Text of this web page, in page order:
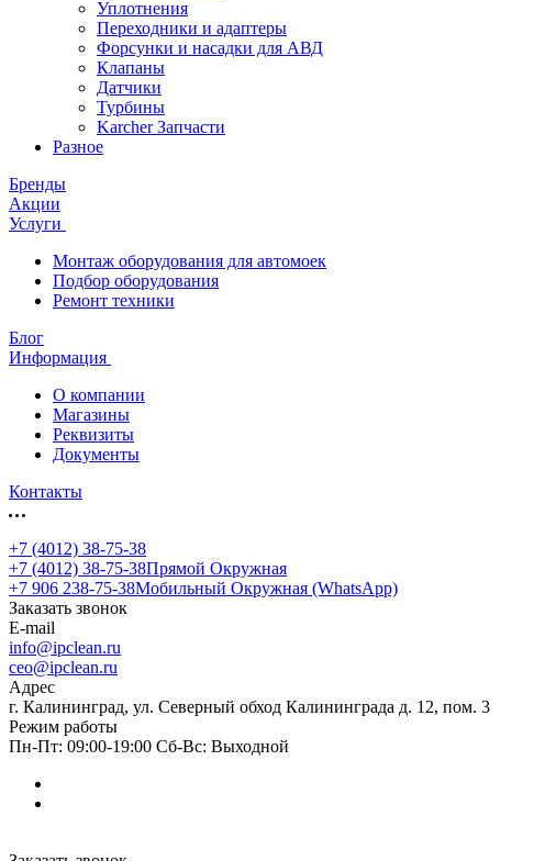
Уплотнения
Переходники и адаптеры
Форсунки и насадки для АВД
Клапаны
Датчики
Турбины
Karcher Запчасти
Разное
Бренды
Акции
Услуги
Монтаж оборудования для автомоек
Подбор оборудования
Ремонт техники
Блог
Информация
О компании
Магазины
Реквизиты
Документы
Контакты
+7 (4012) 38-75-38
+7 (4012) 38-75-38Прямой Окружная
+7 906 238-75-38Мобильный Окружная (WhatsApp)
Заказать звонок
E-mail
info@ipclean.ru
ceo@ipclean.ru
Адрес
г. Калининград, ул. Северный обход Калининграда д. 12, пом. 3
Режим работы
Пн-Пт: 09:00-19:00 Сб-Вс: Выходной